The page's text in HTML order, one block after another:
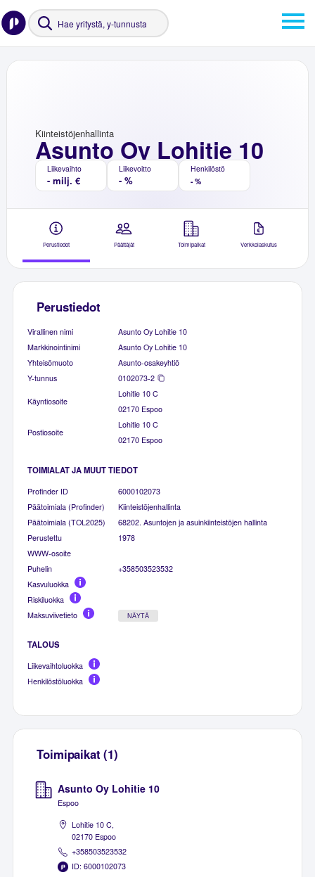
Asunto Oy Lohitie 10
Kiinteistöjenhallinta
Liikevaihto
- milj. €
Liikevoitto
- %
Henkilöstö
- %
Perustiedot Päättäjät Toimipaikat Verkkolaskutus
Perustiedot
Virallinen nimi
Asunto Oy Lohitie 10
Markkinointinimi
Asunto Oy Lohitie 10
Yhteisömuoto
Asunto-osakeyhtiö
Y-tunnus
0102073-2
Käyntiosoite
Lohitie 10 C
02170 Espoo
Postiosoite
Lohitie 10 C
02170 Espoo
TOIMIALAT JA MUUT TIEDOT
Profinder ID
6000102073
Päätoimiala (Profinder)
Kiinteistöjenhallinta
Päätoimiala (TOL2025)
68202. Asuntojen ja asuinkiinteistöjen hallinta
Perustettu
1978
WWW-osoite
Puhelin
+358503523532
Kasvuluokka
Riskiluokka
Maksuviivetieto
NÄYTÄ
TALOUS
Liikevaihtoluokka
Henkilöstöluokka
Toimipaikat (1)
Asunto Oy Lohitie 10
Espoo
Lohitie 10 C,
02170 Espoo
+358503523532
ID: 6000102073